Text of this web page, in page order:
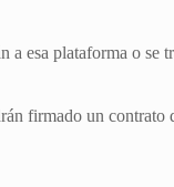
esa plataforma o se
firmado un contrato